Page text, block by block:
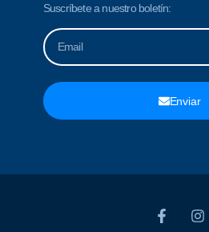
Suscríbete a nuestro boletín:
Enviar